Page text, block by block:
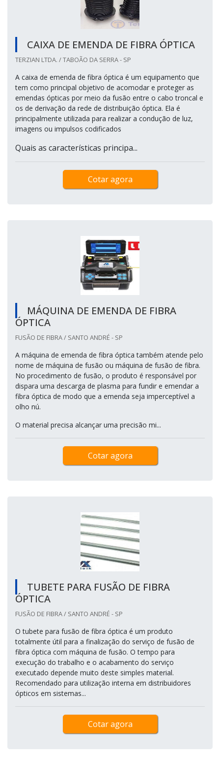
CAIXA DE EMENDA DE FIBRA ÓPTICA
TERZIAN LTDA. / TABOÃO DA SERRA - SP
A caixa de emenda de fibra óptica é um equipamento que
tem como principal objetivo de acomodar e proteger as
emendas ópticas por meio da fusão entre o cabo troncal e
os de derivação da rede de distribuição óptica. Ela é
principalmente utilizada para realizar a condução de luz,
imagens ou impulsos codificados
Quais as características principa...
Cotar agora
MÁQUINA DE EMENDA DE FIBRA
ÓPTICA
FUSÃO DE FIBRA / SANTO ANDRÉ - SP
A máquina de emenda de fibra óptica também atende pelo
nome de máquina de fusão ou máquina de fusão de fibra.
No procedimento de fusão, o produto é responsável por
dispara uma descarga de plasma para fundir e emendar a
fibra óptica de modo que a emenda seja imperceptível a
olho nú.
O material precisa alcançar uma precisão mi...
Cotar agora
TUBETE PARA FUSÃO DE FIBRA
ÓPTICA
FUSÃO DE FIBRA / SANTO ANDRÉ - SP
O tubete para fusão de fibra óptica é um produto
totalmente útil para a finalização do serviço de fusão de
fibra óptica com máquina de fusão. O tempo para
execução do trabalho e o acabamento do serviço
executado depende muito deste simples material.
Recomendado para utilização interna em distribuidores
ópticos em sistemas...
Cotar agora